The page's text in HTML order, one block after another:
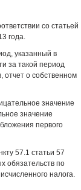
со статьей
года.
указанный в
за такой период
отчет о собственном
значение
значение
первого
57.1 статьи 57
обязательств по
налога.